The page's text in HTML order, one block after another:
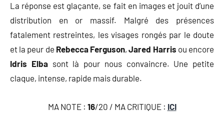
La réponse est glaçante, se fait en images et jouit d’une
distribution en or massif. Malgré des présences
fatalement restreintes, les visages rongés par le doute
et la peur de Rebecca Ferguson,Jared Harris ou encore
Idris Elbasont là pour nous convaincre. Une petite
claque, intense, rapide mais durable.
MA NOTE : 16/20 / MA CRITIQUE : ICI